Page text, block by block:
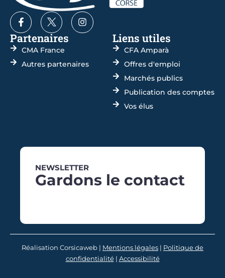
Partenaires
CMA France
Autres partenaires
Liens utiles
CFA Amparà
Offres d'emploi
Marchés publics
Publication des comptes
Vos élus
NEWSLETTER
Gardons le contact
Réalisation Corsicaweb | Mentions légales | Politique de
confidentialité| Accessibilité